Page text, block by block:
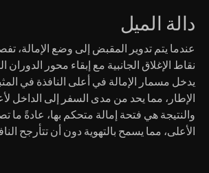
دالة الميل
عندما يتم تدوير المقبض إلى وضع الإمالة،
نقاط الإغلاق الجانبية مع إبقاء محور
يدخل مسمار الإمالة في أعلى النافذة في
الإطار، مما يحد من مدى السفر إلى الداخل
الأعلى، مما يسمح بالتهوية دون أن تتأرجح